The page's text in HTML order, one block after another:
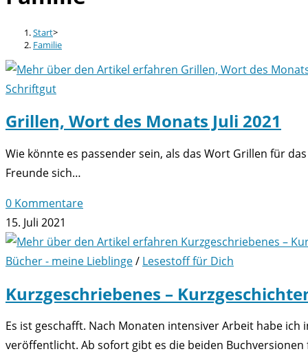
Start>
Familie
Schriftgut
Grillen, Wort des Monats Juli 2021
Wie könnte es passender sein, als das Wort Grillen für
Freunde sich…
0 Kommentare
15. Juli 2021
Bücher - meine Lieblinge/ Lesestoff für Dich
Kurzgeschriebenes –
Es ist geschafft. Nach Monaten intensiver Arbeit habe
veröffentlicht. Ab sofort gibt es die beiden